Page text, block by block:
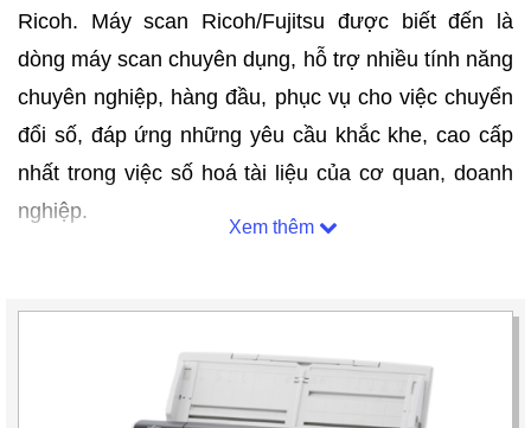
Ricoh. Máy scan Ricoh/Fujitsu được biết đến là
dòng máy scan chuyên dụng, hỗ trợ nhiều tính năng
chuyên nghiệp, hàng đầu, phục vụ cho việc chuyển
đổi số, đáp ứng những yêu cầu khắc khe, cao cấp
nhất trong việc số hoá tài liệu của cơ quan, doanh
nghiệp.
Xem thêm